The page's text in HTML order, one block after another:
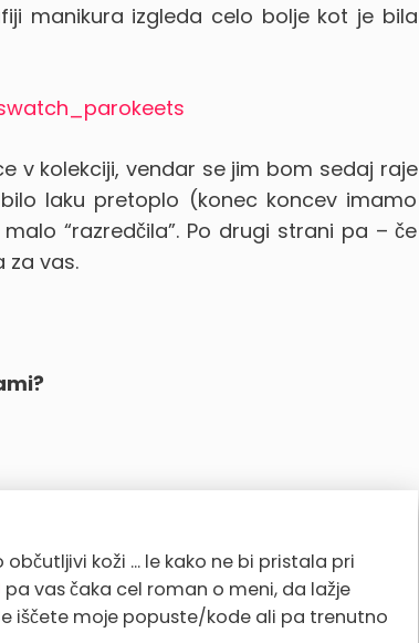
manikura izgleda celo bolje kot je bila
v kolekciji, vendar se jim bom sedaj raje
laku pretoplo (konec koncev imamo
“razredčila”. Po drugi strani pa – če
za vas.
koži ... le kako ne bi pristala pri
pa vas čaka cel roman o meni, da lažje
iščete moje popuste/kode ali pa trenutno